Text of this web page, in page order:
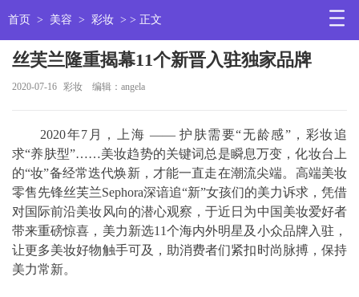
首页 > 美容 > 彩妆 > > 正文
丝芙兰隆重揭幕11个新晋入驻独家品牌
2020-07-16 彩妆 编辑：angela
2020年7月，上海 —— 护肤需要“无龄感”，彩妆追
求“养肤型”……美妆趋势的关键词总是瞬息万变，化妆台上
的“妆”备经常迭代焕新，才能一直走在潮流尖端。高端美妆
零售先锋丝芙兰Sephora深谙追“新”女孩们的美力诉求，凭借
对国际前沿美妆风向的潜心观察，于近日为中国美妆爱好者
带来重磅惊喜，美力新选11个海内外明星及小众品牌入驻，
让更多美妆好物触手可及，助消费者们紧扣时尚脉搏，保持
美力常新。